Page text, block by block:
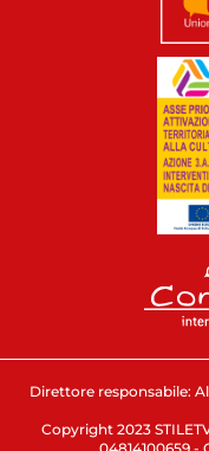
Direttore responsabile:
Copyright 2023